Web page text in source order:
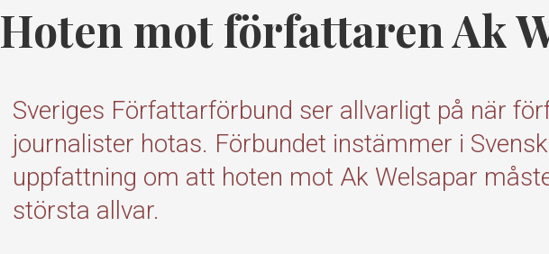
Hoten mot författaren Ak
Sveriges Författarförbund ser allvarligt på när
journalister hotas. Förbundet instämmer i
uppfattning om att hoten mot Ak Welsapar
största allvar.